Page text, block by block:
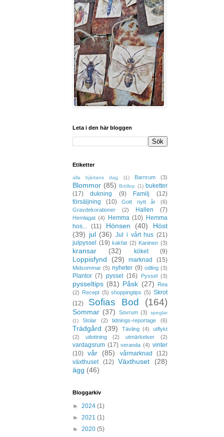
Leta i den här bloggen
Etiketter
alla hjärtans dag (1) Barnrum (3)
Blommor (85) Bröllop (1) buketter
(17)
dukning (9) Familj
(12)
försäljning
(10) Gott nytt år
(6)
Gravdekorationer
(2) Hallen (7)
Hemlagat (4) Hemma (10) Hemma
hos...
(11) Hönsen (40)
Höst
(39) jul (36) Jul i vårt hus (21)
julpyssel
(19) kakfat (2) Kaninen (3)
kransar (32) köket (9)
Loppisfynd (29) marknad (15)
Midsommar (5) nyheter (9) odling (3)
Plantor (7) pyssel (16) Pyssel (3)
pysseltips (81) Påsk (27)
Rea
(2) Recept (5) shoppingtips (5) Skrot
(12)
Sofias Bod (164)
Sommar (37) Sovrum (3)
speglar
(1)
Stolar (2) tidnings-reportage (6)
Trädgård (39) Tävling (4)
utflykt
(2)
utlottning (2) utmärkelser (2)
vardagsrum (17) veranda (4) vinter
(10) vår (85) vårmarknad
(12)
växthuset
(12) Växthuset
(28)
ägg (46)
Bloggarkiv
► 2024 (1)
► 2021 (1)
► 2020 (5)